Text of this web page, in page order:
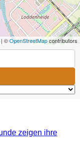
| ©OpenStreetMapcontributors